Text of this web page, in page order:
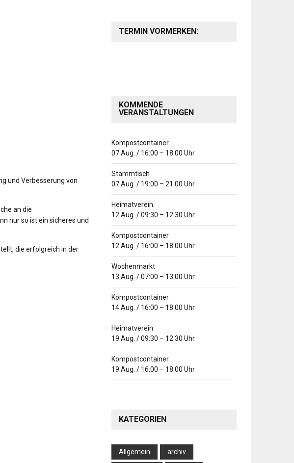
und Verbesserung von
an die
nur so ist ein sicheres und
die erfolgreich in der
TERMIN VORMERKEN:
KOMMENDE
VERANSTALTUNGEN
Kompostcontainer
07.Aug. / 16:00 – 18:00 Uhr
Stammtisch
07.Aug. / 19:00 – 21:00 Uhr
Heimatverein
12.Aug. /09:30 – 12:30 Uhr
Kompostcontainer
12.Aug. / 16:00 – 18:00 Uhr
Wochenmarkt
13.Aug. /07:00 – 13:00 Uhr
Kompostcontainer
14.Aug. / 16:00 – 18:00 Uhr
Heimatverein
19.Aug. /09:30 – 12:30 Uhr
Kompostcontainer
19.Aug. / 16:00 – 18:00 Uhr
KATEGORIEN
Allgemein archiv